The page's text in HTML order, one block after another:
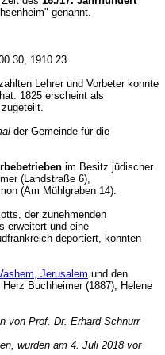
genannt.
30, 1910 23.
Lehrer und Vorbeter konnte
1825 erscheint als
der Gemeinde für die
im Besitz jüdischer
(Landstraße 6),
(Am Mühlgraben 14).
der zunehmenden
erweitert und eine
deportiert, konnten
Jerusalem und den
Buchheimer (1887), Helene
von Prof. Dr. Erhard Schnurr
wurden am 4. Juli 2018 vor